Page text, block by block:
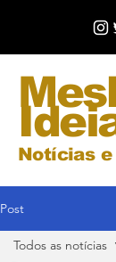
Notícias e
Post
Todos as notícias